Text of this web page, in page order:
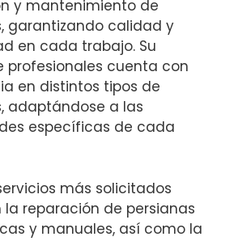
y mantenimiento de
garantizando calidad y
en cada trabajo. Su
profesionales cuenta con
en distintos tipos de
adaptándose a las
específicas de cada
más solicitados
reparación de persianas
y manuales, así como la